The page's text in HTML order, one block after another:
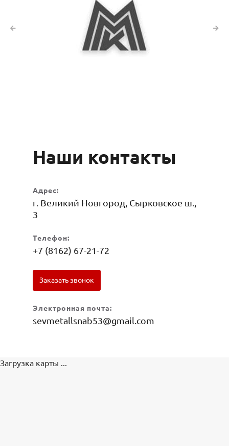
Наши контакты
Адрес:
г. Великий Новгород, Сырковское ш.,
3
Телефон:
+7 (8162) 67-21-72
Заказать звонок
Электронная почта:
sevmetallsnab53@gmail.com
Загрузка карты ...